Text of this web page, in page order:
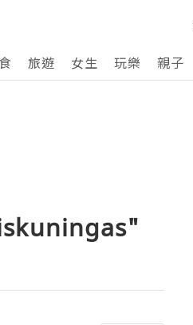
旅遊 女生 玩樂 親子